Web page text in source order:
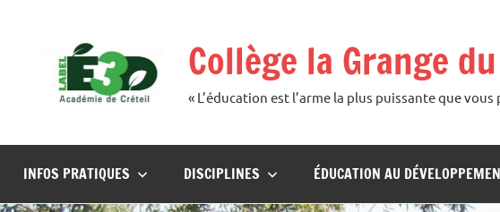
Collège la Grange
« L’éducation est l’arme la plus puissante que
INFOS PRATIQUES DISCIPLINES ÉDUCATION AU